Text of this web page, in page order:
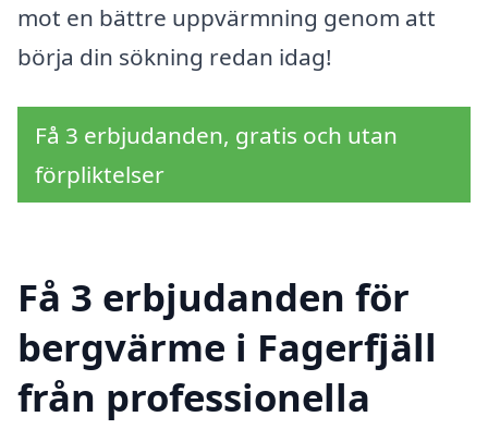
mot en bättre uppvärmning genom att
börja din sökning redan idag!
Få 3 erbjudanden, gratis och utan
förpliktelser
Få 3 erbjudanden för
bergvärme i Fagerfjäll
från professionella